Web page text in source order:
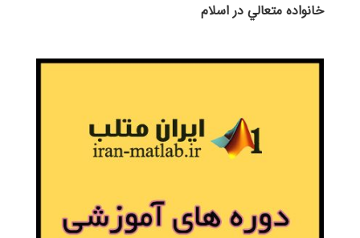
خانواده متعالي در اسلام